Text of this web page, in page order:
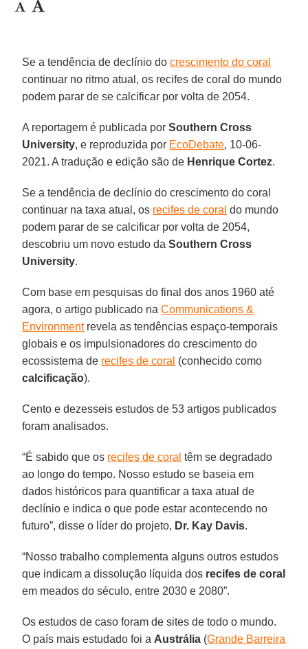
Se a tendência de declínio docrescimento do coral
continuar no ritmo atual, os recifes de coral do mundo
podem parar de se calcificar por volta de 2054.
A reportagem é publicada porSouthern Cross
University, e reproduzida por EcoDebate, 10-06-
2021. A tradução e edição são de Henrique Cortez.
Se a tendência de declínio do crescimento do coral
continuar na taxa atual, os recifes de coral do mundo
podem parar de se calcificar por volta de 2054,
descobriu um novo estudo daSouthern Cross
University.
Com base em pesquisas do final dos anos 1960 até
agora, o artigo publicado naCommunications &
Environmentrevela as tendências espaço-temporais
globais e os impulsionadores do crescimento do
ecossistema de recifes de coral (conhecido como
calcificação).
Cento e dezesseis estudos de 53 artigos publicados
foram analisados.
“É sabido que os recifes de coral têm se degradado
ao longo do tempo. Nosso estudo se baseia em
dados históricos para quantificar a taxa atual de
declínio e indica o que pode estar acontecendo no
futuro”, disse o líder do projeto, Dr. Kay Davis.
“Nosso trabalho complementa alguns outros estudos
que indicam a dissolução líquida dos recifes de coral
em meados do século, entre 2030 e 2080”.
Os estudos de caso foram de sites de todo o mundo.
O país mais estudado foi a Austrália (Grande Barreira